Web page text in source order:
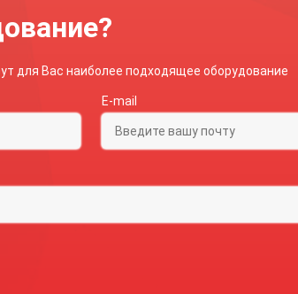
для Вас наиболее подходящее оборудование
E-mail